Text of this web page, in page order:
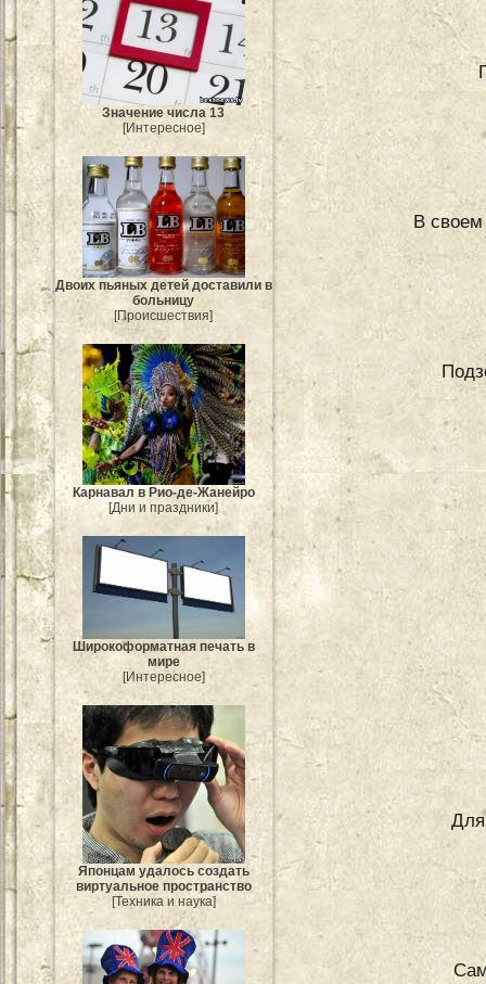
Значение числа 13
[Интересное]
Двоих пьяных детей доставили в
больницу
[Происшествия]
Карнавал в Рио-де-Жанейро
[Дни и праздники]
Широкоформатная печать в
мире
[Интересное]
Японцам удалось создать
виртуальное пространство
[Техника и наука]
В